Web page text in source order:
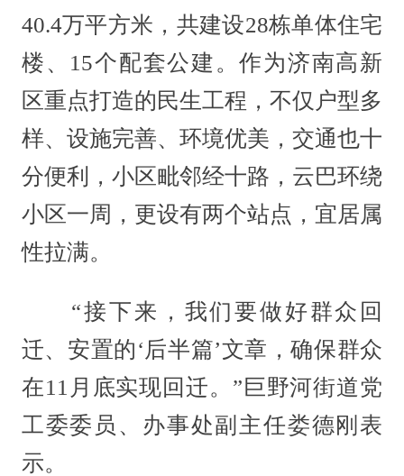
40.4万平方米，共建设28栋单体住宅
楼、15个配套公建。作为济南高新
区重点打造的民生工程，不仅户型多
样、设施完善、环境优美，交通也十
分便利，小区毗邻经十路，云巴环绕
小区一周，更设有两个站点，宜居属
性拉满。
“接下来，我们要做好群众回
迁、安置的‘后半篇’文章，确保群众
在11月底实现回迁。”巨野河街道党
工委委员、办事处副主任娄德刚表
示。